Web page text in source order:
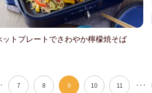
ットプレートでさわやか檸檬焼そば
7 8 9 10 11 ・・・